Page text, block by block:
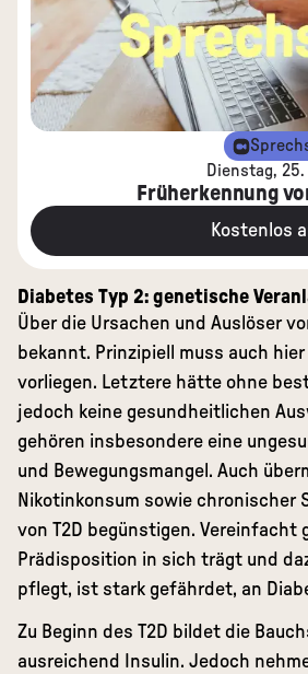
Dienstag, 25.
Früherkennung
Kostenlos
Diabetes Typ 2: genetische
Über die Ursachen und Auslöser
bekannt. Prinzipiell muss auch
vorliegen. Letztere hätte ohne
jedoch keine gesundheitlichen
gehören insbesondere eine
und Bewegungsmangel. Auch
Nikotinkonsum sowie chronischer
von T2D begünstigen. Vereinfacht
Prädisposition in sich trägt und
pflegt, ist stark gefährdet, an
Zu Beginn des T2D bildet die
ausreichend Insulin. Jedoch